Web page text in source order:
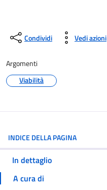
Condividi Vedi azioni
Argomenti
Viabilità
INDICE DELLA PAGINA
In dettaglio
A cura di